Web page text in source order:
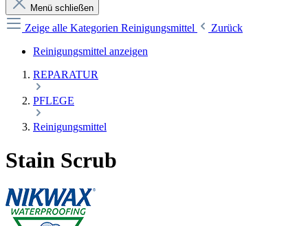
Menü schließen
Zeige alle Kategorien Reinigungsmittel
Zurück
Reinigungsmittel anzeigen
REPARATUR
PFLEGE
Reinigungsmittel
Stain Scrub